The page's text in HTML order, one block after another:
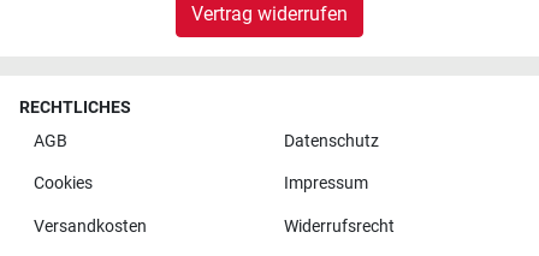
Vertrag widerrufen
RECHTLICHES
AGB
Datenschutz
Cookies Impressum
Versandkosten Widerrufsrecht